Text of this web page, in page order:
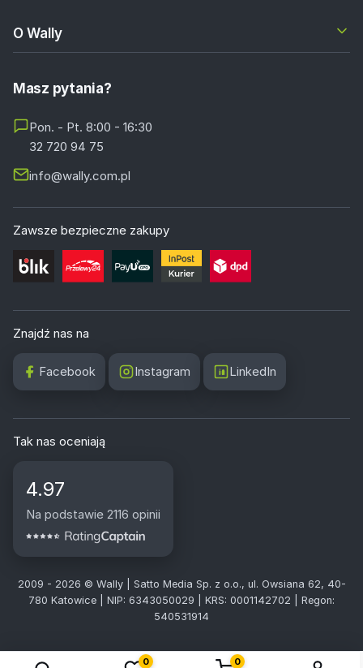
O Wally
Masz pytania?
Pon. - Pt. 8:00 - 16:30
32 720 94 75
info@wally.com.pl
Zawsze bezpieczne zakupy
Znajdź nas na
Facebook Instagram LinkedIn
Tak nas oceniają
4.97
Na podstawie 2116 opinii
2009 - 2026 © Wally | Satto Media Sp. z o.o., ul. Owsiana 62, 40-
780 Katowice | NIP: 6343050029 | KRS: 0001142702 | Regon:
540531914
0 0